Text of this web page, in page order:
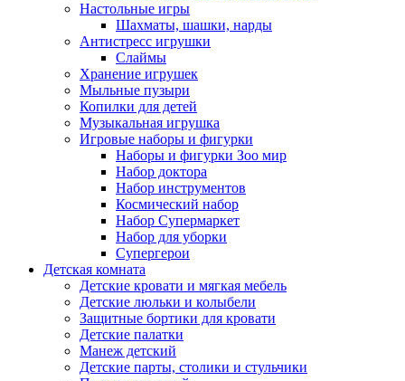
Настольные игры
Шахматы, шашки, нарды
Антистресс игрушки
Слаймы
Хранение игрушек
Мыльные пузыри
Копилки для детей
Музыкальная игрушка
Игровые наборы и фигурки
Наборы и фигурки Зоо мир
Набор доктора
Набор инструментов
Космический набор
Hабор Супермаркет
Набор для уборки
Супергерои
Детская комната
Детские кровати и мягкая мебель
Детские люльки и колыбели
Защитные бортики для кровати
Детские палатки
Манеж детский
Детские парты, столики и стульчики